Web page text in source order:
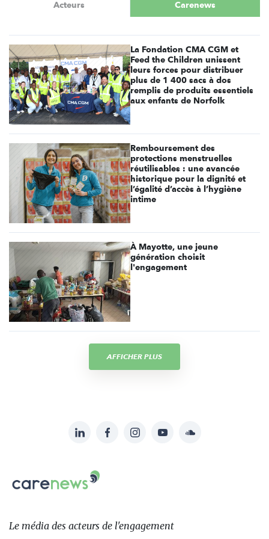
Acteurs Carenews
La Fondation CMA CGM et
Feed the Children unissent
leurs forces pour distribuer
plus de 1 400 sacs à dos
remplis de produits essentiels
aux enfants de Norfolk
Remboursement des
protections menstruelles
réutilisables : une avancée
historique pour la dignité et
l’égalité d’accès à l’hygiène
intime
À Mayotte, une jeune
génération choisit
l'engagement
AFFICHER PLUS
sur:
LinkedInFacebookInstagramYouTubeSoundcloud
Le
des
Le média des acteurs de l'engagement